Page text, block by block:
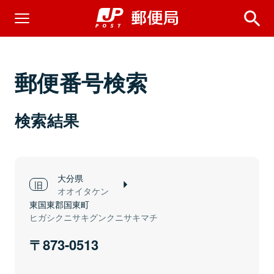
郵便番号検索
検索結果
大分県
オオイタケン
東国東郡国東町
ヒガシクニサキグンクニサキマチ
873-0513